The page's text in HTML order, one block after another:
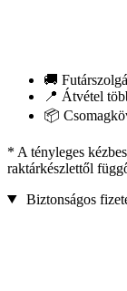
🚚
📍 Átvétel
📦
* A tényleges
raktárkészlettől
Biztonságos